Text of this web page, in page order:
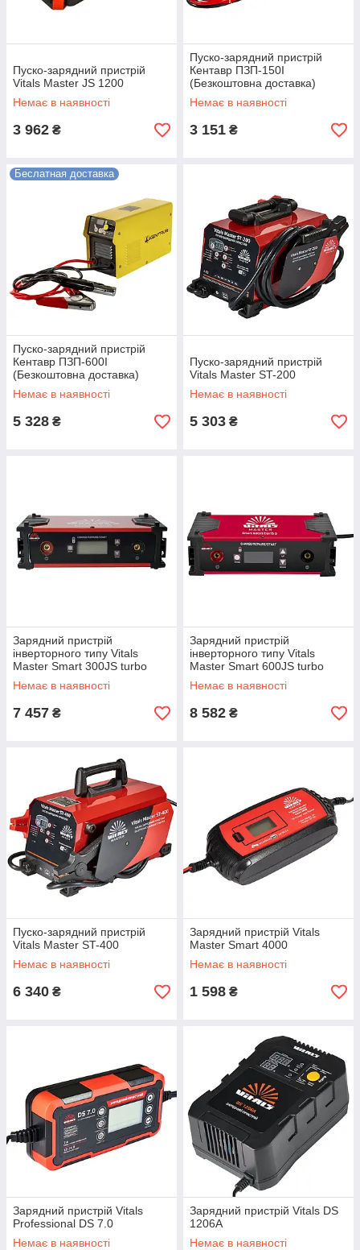
Пуско-зарядний пристрій
Vitals Master JS 1200
Немає в наявності
3 962 ₴
Пуско-зарядний пристрій
Кентавр ПЗП-150І
(Безкоштовна доставка)
Немає в наявності
3 151 ₴
Беслатная доставка
Пуско-зарядний пристрій
Кентавр ПЗП-600І
(Безкоштовна доставка)
Немає в наявності
5 328 ₴
Пуско-зарядний пристрій
Vitals Master ST-200
Немає в наявності
5 303 ₴
Зарядний пристрій
інверторного типу Vitals
Master Smart 300JS turbo
Немає в наявності
7 457 ₴
Зарядний пристрій
інверторного типу Vitals
Master Smart 600JS turbo
Немає в наявності
8 582 ₴
Пуско-зарядний пристрій
Vitals Master ST-400
Немає в наявності
6 340 ₴
Зарядний пристрій Vitals
Master Smart 4000
Немає в наявності
1 598 ₴
Зарядний пристрій Vitals
Professional DS 7.0
Немає в наявності
Зарядний пристрій Vitals DS
1206A
Немає в наявності